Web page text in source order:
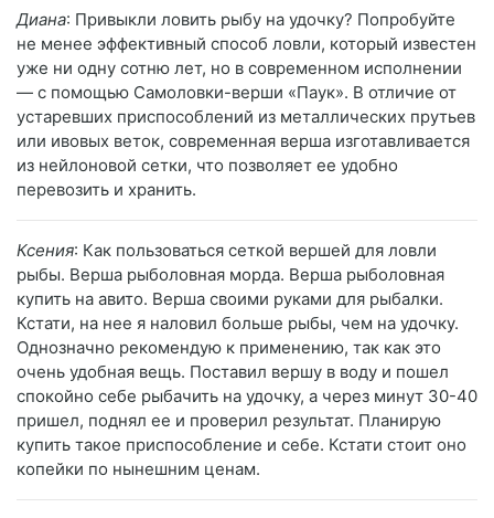
Диана: Привыкли ловить рыбу на удочку? Попробуйте
не менее эффективный способ ловли, который известен
уже ни одну сотню лет, но в современном исполнении
— с помощью Самоловки-верши «Паук». В отличие от
устаревших приспособлений из металлических прутьев
или ивовых веток, современная верша изготавливается
из нейлоновой сетки, что позволяет ее удобно
перевозить и хранить.
Ксения: Как пользоваться сеткой вершей для ловли
рыбы. Верша рыболовная морда. Верша рыболовная
купить на авито. Верша своими руками для рыбалки.
Кстати, на нее я наловил больше рыбы, чем на удочку.
Однозначно рекомендую к применению, так как это
очень удобная вещь. Поставил вершу в воду и пошел
спокойно себе рыбачить на удочку, а через минут 30-40
пришел, поднял ее и проверил результат. Планирую
купить такое приспособление и себе. Кстати стоит оно
копейки по нынешним ценам.